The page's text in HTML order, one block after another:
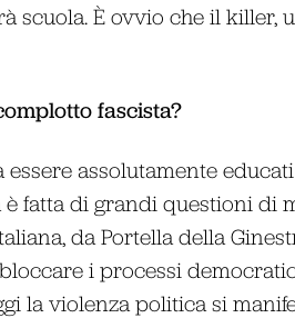
scuola. È ovvio che il
fascista?
essere assolutamente
fatta di grandi questioni di
da Portella della
i processi
la violenza politica si